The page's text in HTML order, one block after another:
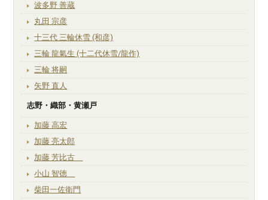
波多野 善蔵
丸田 宗彦
十三代 三輪休雪 (和彦)
三輪 龍氣生 (十二代休雪/龍作)
三輪 将嗣
矢野 直人
志野・織部・黄瀬戸
加藤 高宏
加藤 亮太郎
加藤 芳比古
小山 智徳
柴田一佐衛門